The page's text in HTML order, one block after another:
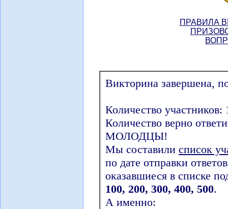
ПРАВИЛА
Викторина завершена,
Количество участников:
Количество верно
МОЛОДЦЫ!
Мы составили список
по дате отправки
оказавшиеся в списке
100, 200, 300, 400, 500.
А именно: